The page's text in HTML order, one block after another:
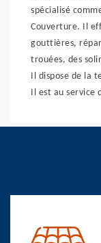
spécialisé
Couverture. Il
gouttières,
trouées, des
Il dispose de la
Il est au service